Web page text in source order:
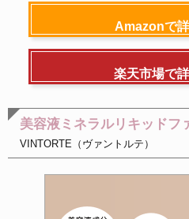
Amazonで
楽天市場で
美容液ミネラルリキッドフ
VINTORTE（ヴァントルテ）